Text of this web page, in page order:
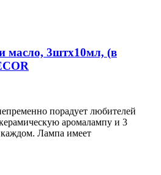
масло, 3штx10мл, (в
порадует любителей
аромалампу и 3
Лампа имеет